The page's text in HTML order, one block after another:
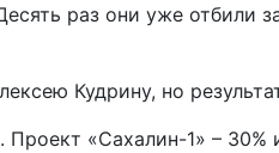
раз они уже отбили
Кудрину, но
«Сахалин-1» – 30%